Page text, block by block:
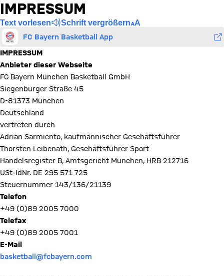
IMPRESSUM
Text vorlesen Schrift vergrößern
FC Bayern Basketball App
IMPRESSUM
Anbieter dieser Webseite
FC Bayern München Basketball GmbH
Siegenburger Straße 45
D-81373 München
Deutschland
vertreten durch
Adrian Sarmiento, kaufmännischer Geschäftsführer
Thorsten Leibenath, Geschäftsführer Sport
Handelsregister B, Amtsgericht München, HRB 212716
USt-IdNr. DE 295 571 725
Steuernummer 143/136/21139
Telefon
+49 (0)89 2005 7000
Telefax
+49 (0)89 2005 7001
E-Mail
basketball@fcbayern.com